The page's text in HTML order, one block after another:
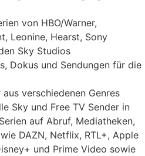
von HBO/Warner,
Leonine, Hearst, Sony
Sky Studios
Dokus und Sendungen für die
verschiedenen Genres
Sky und Free TV Sender in
auf Abruf, Mediatheken,
DAZN, Netflix, RTL+, Apple
und Prime Video sowie